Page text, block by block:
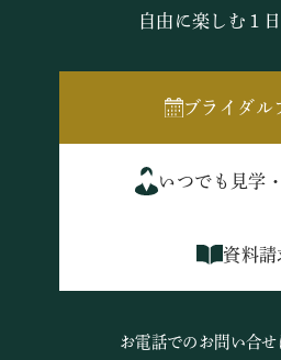
自由に楽しむ１
ブライダル
いつでも見学
資料請
お電話でのお問い合